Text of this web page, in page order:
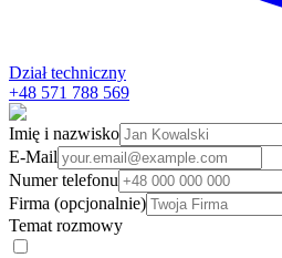
Dział techniczny
+48 571 788 569
Imię i nazwisko
E-Mail
Numer telefonu
Firma (opcjonalnie)
Temat rozmowy